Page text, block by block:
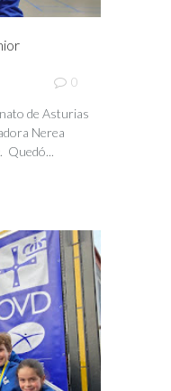
0
de Asturias
Nerea
Quedó...